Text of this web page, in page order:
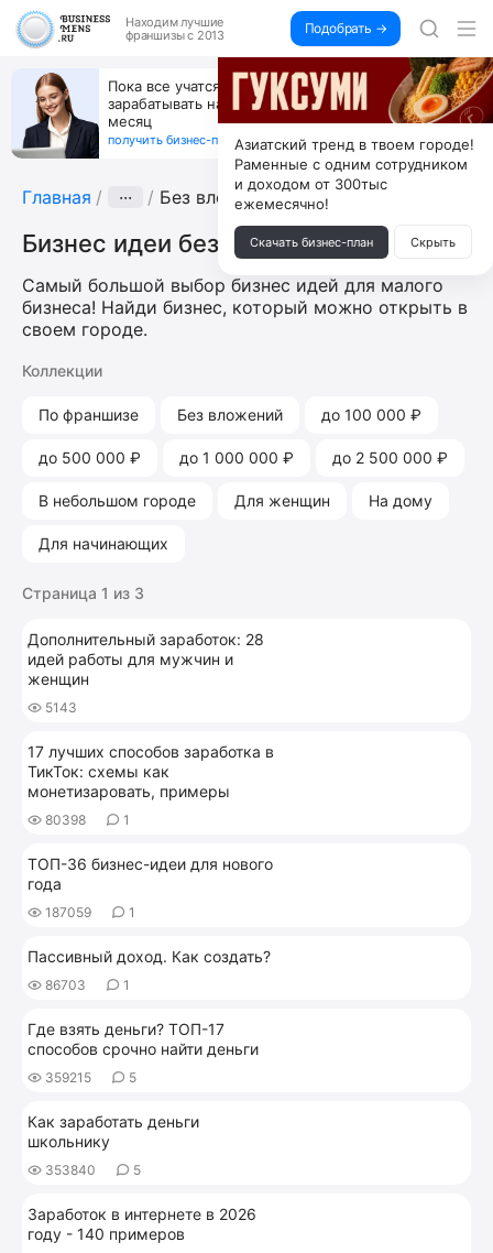
Находим лучшие
франшизы с 2013
Подобрать →
Пока все учатся пользоваться ИИ, вы можете
зарабатывать на их обучении по 500 тыс. каждый
месяц
получить бизнес-план ↓
Главная ··· Без вложений
Бизнес идеи без вложений
Самый большой выбор бизнес идей для малого
бизнеса! Найди бизнес, который можно открыть в
своем городе.
Коллекции
По франшизе Без вложений до 100 000 ₽
до 500 000 ₽ до 1 000 000 ₽ до 2 500 000 ₽
В небольшом городе Для женщин На дому
Для начинающих
Страница 1 из 3
Дополнительный заработок: 28
идей работы для мужчин и
женщин
5143
17 лучших способов заработка в
ТикТок: схемы как
монетизаровать, примеры
80398 1
ТОП-36 бизнес-идеи для нового
года
187059 1
Пассивный доход. Как создать?
86703 1
Где взять деньги? ТОП-17
способов срочно найти деньги
359215 5
Как заработать деньги
школьнику
353840 5
Заработок в интернете в 2026
году - 140 примеров
Азиатский тренд в твоем городе!
Раменные с одним сотрудником
и доходом от 300тыс
ежемесячно!
Скачать бизнес-план Скрыть